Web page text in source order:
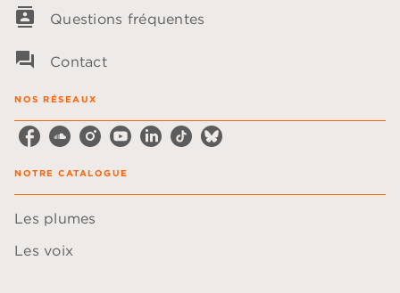
contacts Questions fréquentes
question_answer Contact
NOS RÉSEAUX
NOTRE CATALOGUE
Les plumes
Les voix